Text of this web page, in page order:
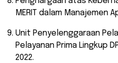
MERIT dalam Manajemen
Unit Penyelenggaraan
Pelayanan Prima Lingkup
2022.